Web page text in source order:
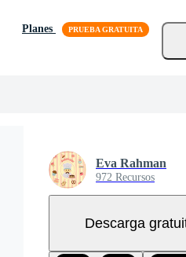
Planes
Eva Rahman
972 Recursos
Descarga